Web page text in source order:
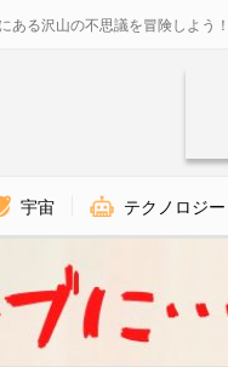
る沢山の不思議を冒険しよう！
宇宙 テクノロジー